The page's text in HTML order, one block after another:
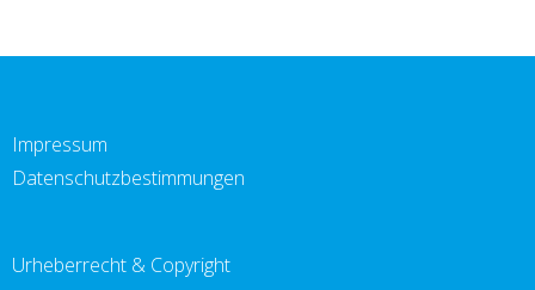
Impressum
Datenschutzbestimmungen
Urheberrecht & Copyright